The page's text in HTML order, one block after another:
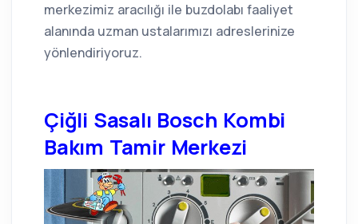
merkezimiz aracılığı ile buzdolabı faaliyet
alanında uzman ustalarımızı adreslerinize
yönlendiriyoruz.
Çiğli Sasalı Bosch Kombi
Bakım Tamir Merkezi